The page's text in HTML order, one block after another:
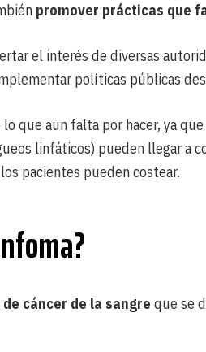
promover prácticas que
el interés de diversas
políticas públicas
que aun falta por hacer, ya
linfáticos) pueden llegar a
pacientes pueden costear.
cáncer de la sangre que se